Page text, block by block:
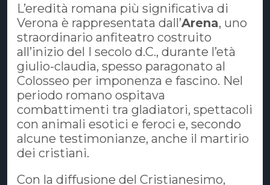
L’eredità romana più significativa di
Verona è rappresentata dall’Arena, uno
straordinario anfiteatro costruito
all’inizio del I secolo d.C., durante l’età
giulio-claudia, spesso paragonato al
Colosseo per imponenza e fascino. Nel
periodo romano ospitava
combattimenti tra gladiatori, spettacoli
con animali esotici e feroci e, secondo
alcune testimonianze, anche il martirio
dei cristiani.
Con la diffusione del Cristianesimo,